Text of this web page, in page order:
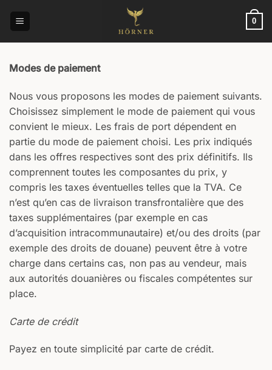
0
Modes de paiement
Nous vous proposons les modes de paiement suivants.
Choisissez simplement le mode de paiement qui vous
convient le mieux. Les frais de port dépendent en
partie du mode de paiement choisi. Les prix indiqués
dans les offres respectives sont des prix définitifs. Ils
comprennent toutes les composantes du prix, y
compris les taxes éventuelles telles que la TVA. Ce
n’est qu’en cas de livraison transfrontalière que des
taxes supplémentaires (par exemple en cas
d’acquisition intracommunautaire) et/ou des droits (par
exemple des droits de douane) peuvent être à votre
charge dans certains cas, non pas au vendeur, mais
aux autorités douanières ou fiscales compétentes sur
place.
Carte de crédit
Payez en toute simplicité par carte de crédit.